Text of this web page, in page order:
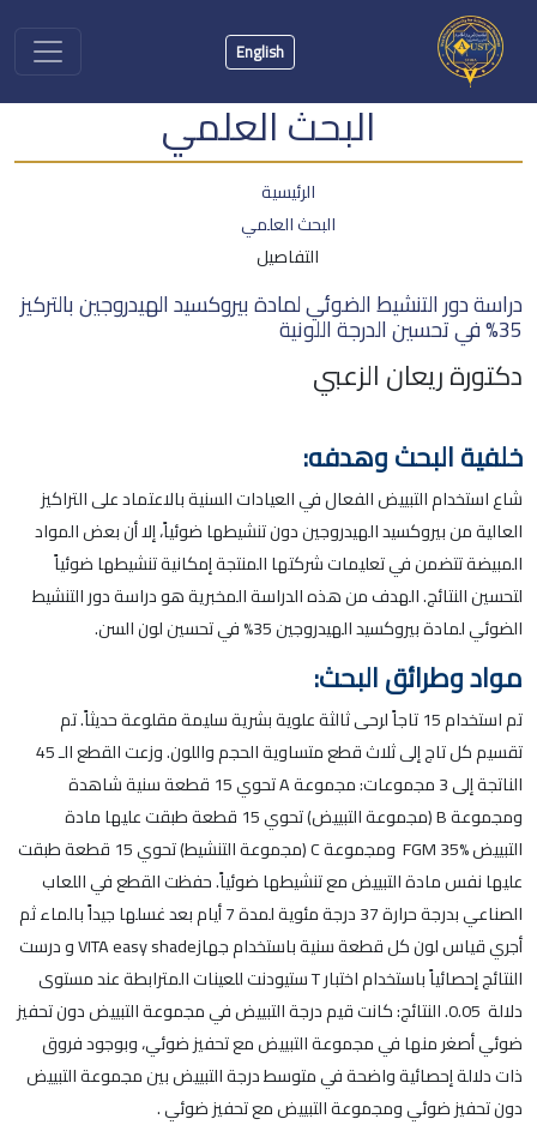
English
البحث العلمي
الرئيسية
البحث العلمي
التفاصيل
دراسة دور التنشيط الضوئي لمادة بيروكسيد الهيدروجين بالتركيز
35% في تحسين الدرجة اللونية
دكتورة ريعان الزعبي
خلفية البحث وهدفه:
شاع استخدام التبييض الفعال في العيادات السنية بالاعتماد على التراكيز
العالية من بيروكسيد الهيدروجين دون تنشيطها ضوئياً، إلا أن بعض المواد
المبيضة تتضمن في تعليمات شركتها المنتجة إمكانية تنشيطها ضوئياً
لتحسين النتائج. الهدف من هذه الدراسة المخبرية هو دراسة دور التنشيط
الضوئي لمادة بيروكسيد الهيدروجين 35% في تحسين لون السن.
مواد وطرائق البحث:
تم استخدام 15 تاجاً لرحى ثالثة علوية بشرية سليمة مقلوعة حديثاً. تم
تقسيم كل تاج إلى ثلاث قطع متساوية الحجم واللون. وزعت القطع الـ 45
الناتجة إلى 3 مجموعات: مجموعة A تحوي 15 قطعة سنية شاهدة
ومجموعة B (مجموعة التبييض) تحوي 15 قطعة طبقت عليها مادة
التبييض FGM 35% ومجموعة C (مجموعة التنشيط) تحوي 15 قطعة طبقت
عليها نفس مادة التبييض مع تنشيطها ضوئياً. حفظت القطع في اللعاب
الصناعي بدرجة حرارة 37 درجة مئوية لمدة 7 أيام بعد غسلها جيداً بالماء ثم
أجري قياس لون كل قطعة سنية باستخدام جهازVITA easy shade و درست
النتائج إحصائياً باستخدام اختبار T ستيودنت للعينات المترابطة عند مستوى
دلالة 0.05. النتائج: كانت قيم درجة التبييض في مجموعة التبييض دون تحفيز
ضوئي أصغر منها في مجموعة التبييض مع تحفيز ضوئي، وبوجود فروق
ذات دلالة إحصائية واضحة في متوسط درجة التبييض بين مجموعة التبييض
دون تحفيز ضوئي ومجموعة التبييض مع تحفيز ضوئي .